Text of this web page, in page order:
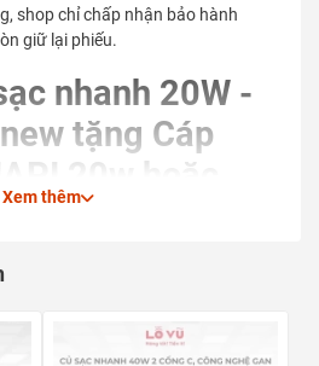
shop chỉ chấp nhận bảo hành
giữ lại phiếu.
nhanh 20W -
tặng Cáp
20w hoặc
Xem thêm